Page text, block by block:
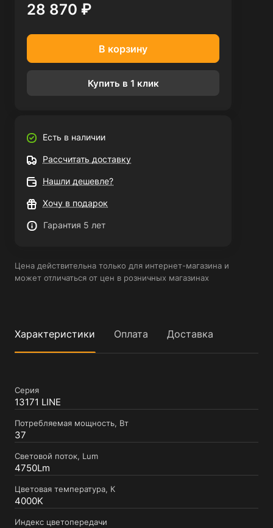
28 870 ₽
В корзину
Купить в 1 клик
Есть в наличии
Рассчитать доставку
Нашли дешевле?
Хочу в подарок
Гарантия 5 лет
Цена действительна только для интернет-магазина и
может отличаться от цен в розничных магазинах
Характеристики Оплата Доставка
Серия
13171 LINE
Потребляемая мощность, Вт
37
Световой поток, Lum
4750Lm
Цветовая температура, К
4000K
Индекс цветопередачи